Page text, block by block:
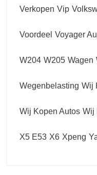
Verkopen Vip
Voordeel Voyager
W204 W205 Wagen
Wegenbelasting Wij
Wij Kopen Autos Wij
X5 E53 X6 Xpeng